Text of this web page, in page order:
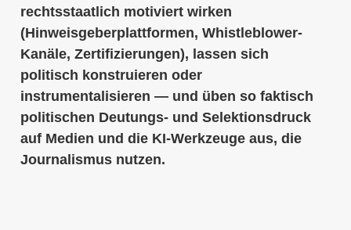
rechtsstaatlich motiviert wirken
(Hinweisgeberplattformen, Whistleblower-
Kanäle, Zertifizierungen), lassen sich
politisch konstruieren oder
instrumentalisieren — und üben so faktisch
politischen Deutungs- und Selektionsdruck
auf Medien und die KI-Werkzeuge aus, die
Journalismus nutzen.